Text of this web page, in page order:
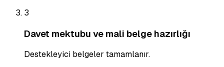
3
Davet mektubu ve mali belge hazırlığı
Destekleyici belgeler tamamlanır.